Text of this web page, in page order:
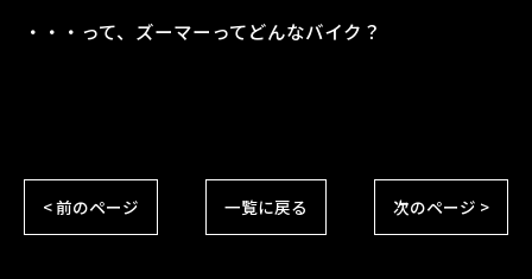
・・・って、ズーマーってどんなバイク？
< 前のページ 一覧に戻る 次のページ >